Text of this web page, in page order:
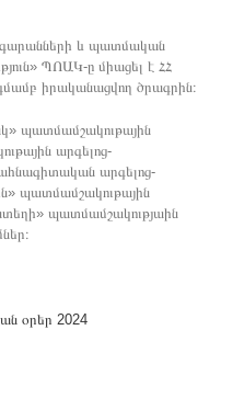
և պատմական
ՊՈԱԿ-ը միացել է ՀՀ
իրականացվող ծրագրին։
պատմամշակութային
արգելոց-
արգելոց-
պատմամշակութային
պատմամշակությաին
օրեր 2024